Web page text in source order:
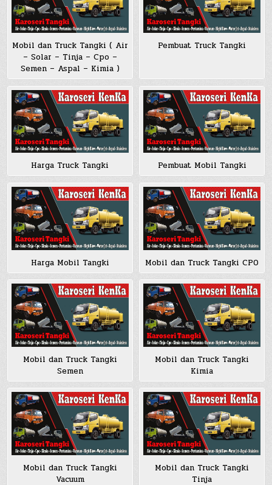
Mobil dan Truck Tangki ( Air
– Solar – Tinja – Cpo –
Semen – Aspal – Kimia )
Pembuat Truck Tangki
Harga Truck Tangki Pembuat Mobil Tangki
Harga Mobil Tangki Mobil dan Truck Tangki CPO
Mobil dan Truck Tangki
Semen
Mobil dan Truck Tangki
Kimia
Mobil dan Truck Tangki
Vacuum
Mobil dan Truck Tangki
Tinja